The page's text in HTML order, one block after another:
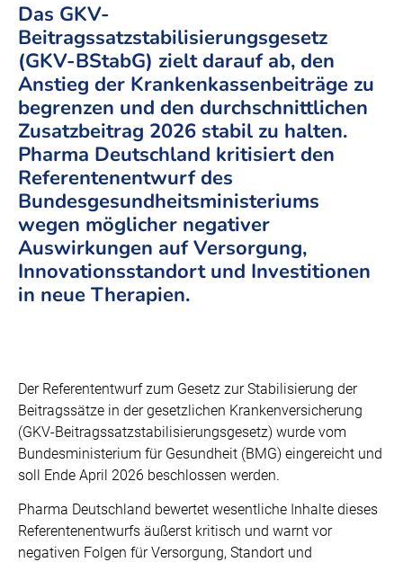
Das GKV-
Beitragssatzstabilisierungsgesetz
(GKV-BStabG) zielt darauf ab, den
Anstieg der Krankenkassenbeiträge zu
begrenzen und den durchschnittlichen
Zusatzbeitrag 2026 stabil zu halten.
Pharma Deutschland kritisiert den
Referentenentwurf des
Bundesgesundheitsministeriums
wegen möglicher negativer
Auswirkungen auf Versorgung,
Innovationsstandort und Investitionen
in neue Therapien.
Der Referententwurf zum Gesetz zur Stabilisierung der
Beitragssätze in der gesetzlichen Krankenversicherung
(GKV-Beitragssatzstabilisierungsgesetz) wurde vom
Bundesministerium für Gesundheit (BMG) eingereicht und
soll Ende April 2026 beschlossen werden.
Pharma Deutschland bewertet wesentliche Inhalte dieses
Referentenentwurfs äußerst kritisch und warnt vor
negativen Folgen für Versorgung, Standort und